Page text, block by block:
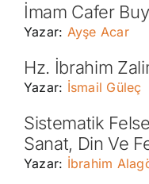
İmam Cafer
Yazar: Ayşe Acar
Hz. İbrahim
Yazar: İsmail Güleç
Sistematik
Sanat, Din Ve
Yazar: İbrahim